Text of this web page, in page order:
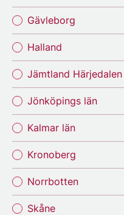
Gävleborg
Halland
Jämtland Härjedalen
Jönköpings län
Kalmar län
Kronoberg
Norrbotten
Skåne